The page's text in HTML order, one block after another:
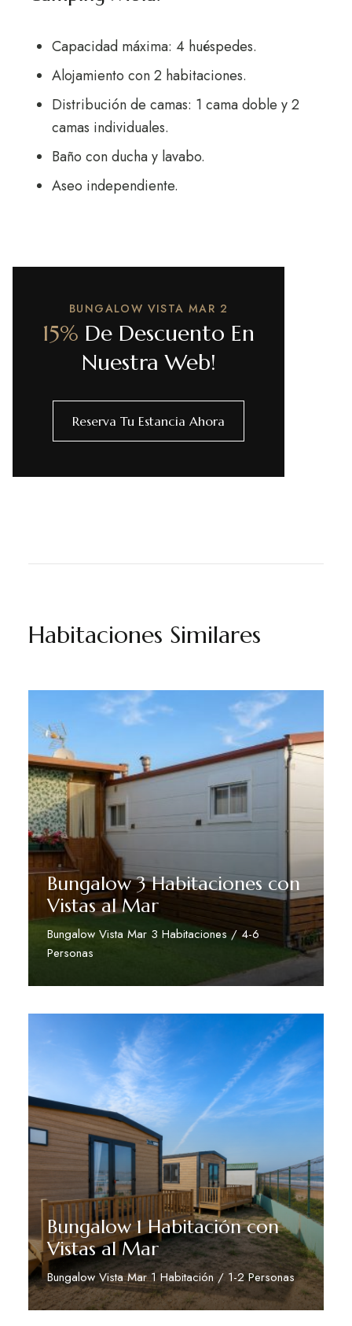
Capacidad máxima: 4 huéspedes.
Alojamiento con 2 habitaciones.
Distribución de camas: 1 cama doble y 2
camas individuales.
Baño con ducha y lavabo.
Aseo independiente.
BUNGALOW VISTA MAR 2
15% De Descuento En
Nuestra Web!
Reserva Tu Estancia Ahora
Habitaciones Similares
Bungalow 3 Habitaciones con
Vistas al Mar
Bungalow Vista Mar 3 Habitaciones / 4-6
Personas
Bungalow 1 Habitación con
Vistas al Mar
Bungalow Vista Mar 1 Habitación / 1-2 Personas
Descubre Más